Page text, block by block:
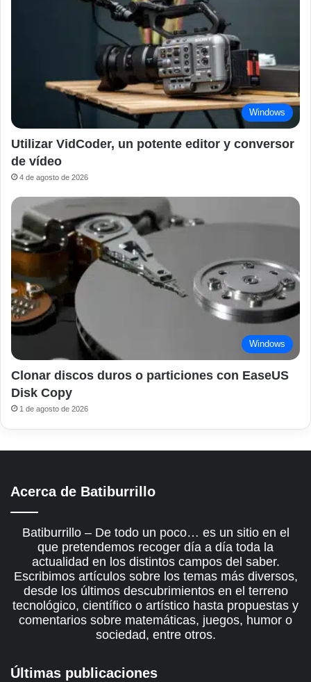
Windows
Utilizar VidCoder, un potente editor y conversor
de vídeo
4 de agosto de 2026
Windows
Clonar discos duros o particiones con EaseUS
Disk Copy
1 de agosto de 2026
Acerca de Batiburrillo
Batiburrillo – De todo un poco… es un sitio en el
que pretendemos recoger día a día toda la
actualidad en los distintos campos del saber.
Escribimos artículos sobre los temas más diversos,
desde los últimos descubrimientos en el terreno
tecnológico, científico o artístico hasta propuestas y
comentarios sobre matemáticas, juegos, humor o
sociedad, entre otros.
Últimas publicaciones